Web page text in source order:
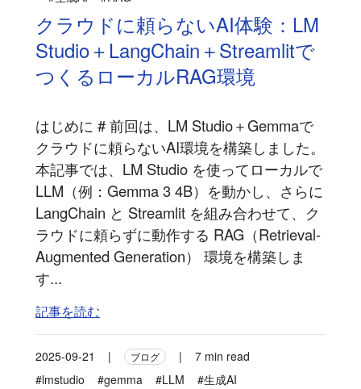
クラウドに頼らないAI体験：LM
Studio＋LangChain＋Streamlitで
つくるローカルRAG環境
はじめに # 前回は、LM Studio＋Gemmaで
クラウドに頼らないAI環境を構築しました。
本記事では、LM Studio を使ってローカルで
LLM（例：Gemma 3 4B）を動かし、さらに
LangChain と Streamlit を組み合わせて、ク
ラウドに頼らずに動作する RAG（Retrieval-
Augmented Generation） 環境を構築しま
す...
記事を読む
2025-09-21 | ブログ |
7 min read
#lmstudio
#gemma #LLM #生成AI